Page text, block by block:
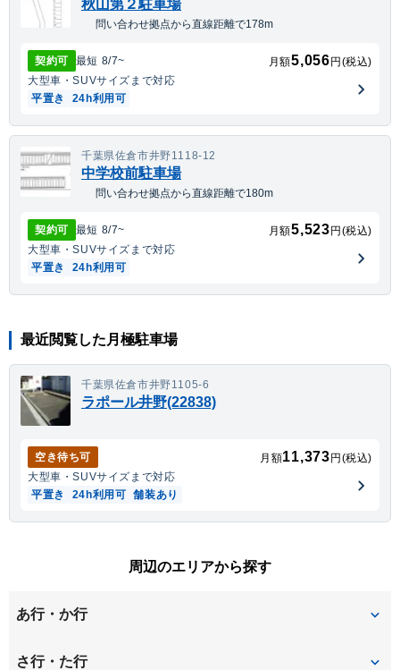
秋山第２駐車場
問い合わせ拠点から直線距離で178m
契約可 最短 8/7~ 月額5,056円(税込)
大型車・SUVサイズまで対応
平置き
24h利用可
千葉県佐倉市井野1118-12
中学校前駐車場
問い合わせ拠点から直線距離で180m
契約可 最短 8/7~ 月額5,523円(税込)
大型車・SUVサイズまで対応
平置き
24h利用可
最近閲覧した月極駐車場
千葉県佐倉市井野1105-6
ラポール井野(22838)
空き待ち可 月額11,373円(税込)
大型車・SUVサイズまで対応
平置き
24h利用可 舗装あり
周辺のエリアから探す
あ行・か行
青菅
さ行・た行